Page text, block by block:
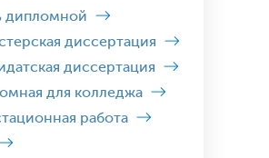
дипломной
диссертация
диссертация
для колледжа
работа